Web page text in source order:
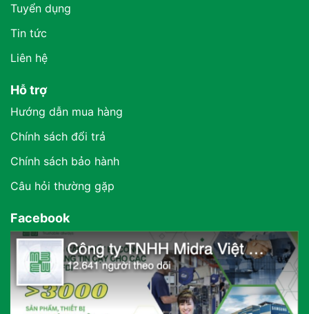
Tuyển dụng
Tin tức
Liên hệ
Hỗ trợ
Hướng dẫn mua hàng
Chính sách đổi trả
Chính sách bảo hành
Câu hỏi thường gặp
Facebook